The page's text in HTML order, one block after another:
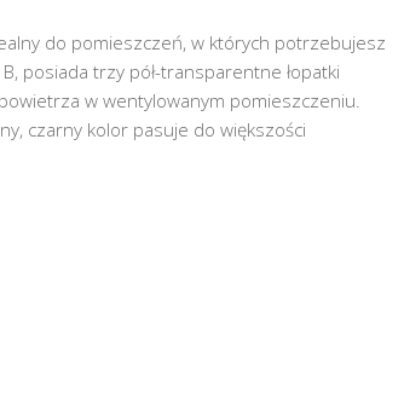
do pomieszczeń, w których potrzebujesz
posiada trzy pół-transparentne łopatki
w wentylowanym pomieszczeniu.
czarny kolor pasuje do większości